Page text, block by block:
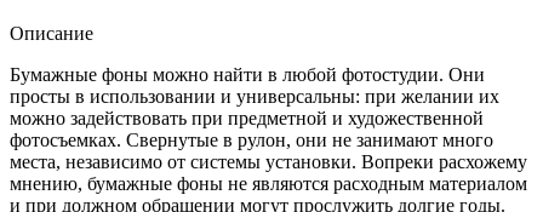
Описание
Бумажные фоны можно найти в любой фотостудии. Они
просты в использовании и универсальны: при желании их
можно задействовать при предметной и художественной
фотосъемках. Свернутые в рулон, они не занимают много
места, независимо от системы установки. Вопреки расхожему
мнению, бумажные фоны не являются расходным материалом
и при должном обращении могут прослужить долгие годы.